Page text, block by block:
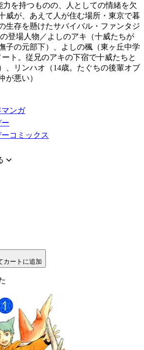
を持つものの、人としての情緒を欠
威が、あえて人が住む場所・東京で暮
存を懸けたサバイバル・ファンタジ
登場人物／よしのアキ（十威たちが
子の元部下）、よしの楓（東ヶ丘中学
ト。従兄のアキの下宿で十威たちと
、リンハオ（14歳。たぐちの後輩オブ
が悪い）
ンガ
コミックス
カートに追加